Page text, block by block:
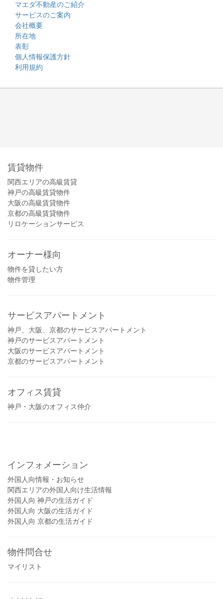
マエダ不動産のご紹介
サービスのご案内
会社概要
所在地
表彰
個人情報保護方針
利用規約
賃貸物件
関西エリアの高級賃貸
神戸の高級賃貸物件
大阪の高級賃貸物件
京都の高級賃貸物件
リロケーションサービス
オーナー様向
物件を貸したい方
物件管理
サービスアパートメント
神戸、大阪、京都のサービスアパートメント
神戸のサービスアパートメント
大阪のサービスアパートメント
京都のサービスアパートメント
オフィス賃貸
神戸・大阪のオフィス仲介
インフォメーション
外国人向情報・お知らせ
関西エリアの外国人向け生活情報
外国人向 神戸の生活ガイド
外国人向 大阪の生活ガイド
外国人向 京都の生活ガイド
物件問合せ
マイリスト